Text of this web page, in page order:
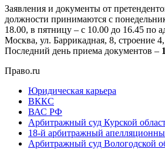
Заявления и документы от
должности принимаются с
18.00, в пятницу – с 10.00 до 16.45 по
Москва, ул. Баррикадная, 8, строение
Последний день приема документов –
Право.ru
Юридическая карьера
ВККС
ВАС РФ
Арбитражный суд Курской
18-й арбитражный
Арбитражный суд Вологодской